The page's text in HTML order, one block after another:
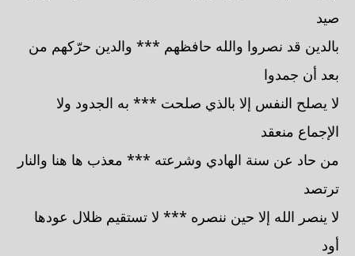
صيد
بالدين قد نصروا والله حافظهم *** والدين حرّكهم من
بعد أن جمدوا
لا يصلح النفس إلا بالذي صلحت *** به الجدود ولا
الإجماع منعقد
من حاد عن سنة الهادي وشرعته *** معذب ها هنا والنار
ترتصد
لا ينصر الله إلا حين ننصره *** لا تستقيم ظلال عودها
أود